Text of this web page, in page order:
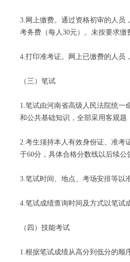
3.网上缴费。通过资格初审的人员
考务费（每人30元）。未按要求缴
4.打印准考证。网上已缴费的人员
（三）笔试
1.笔试由河南省高级人民法院统一
和公共基础知识，全部采用客观题
2.考生须持本人有效身份证、准考
于60分，具体合格分数线以后续公
3.笔试时间、地点、考场安排等以
4.笔试成绩查询时间及方式以笔试
（四）技能考试
1.根据笔试成绩从高分到低分的顺